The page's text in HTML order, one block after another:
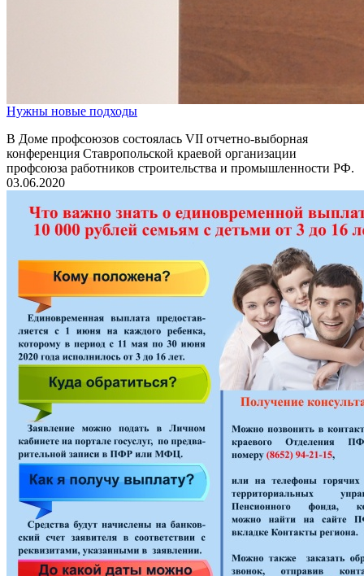
Нужны новые подходы
В Доме профсоюзов состоялась VII отчетно-выборная
конференция Ставропольской краевой организации
профсоюза работников строительства и промышленности РФ.
03.06.2020